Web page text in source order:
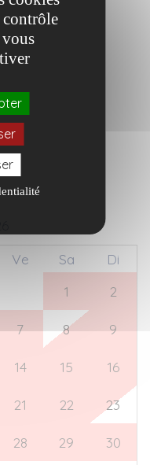
Ve Sa
Di
1 2
7 8 9
14 15 16
21 22 23
28 29 30
contrôle